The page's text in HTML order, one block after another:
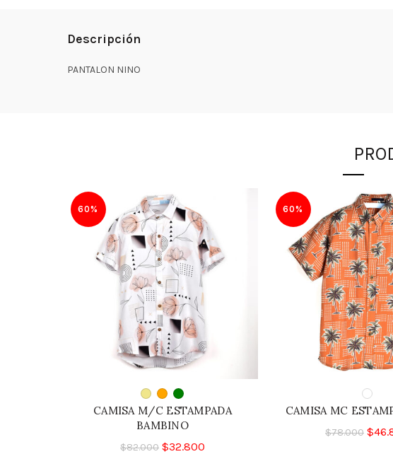
Descripción
PANTALON NINO
60%
CAMISA M/C ESTAMPADA
BAMBINO
$82.000 $32.800
60%
CAMISA MC
$78.000 $